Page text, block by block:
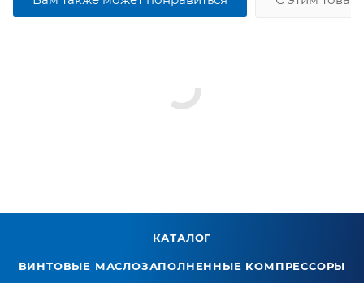
КАТАЛОГ
ВИНТОВЫЕ МАСЛОЗАПОЛНЕННЫЕ КОМПРЕССОРЫ